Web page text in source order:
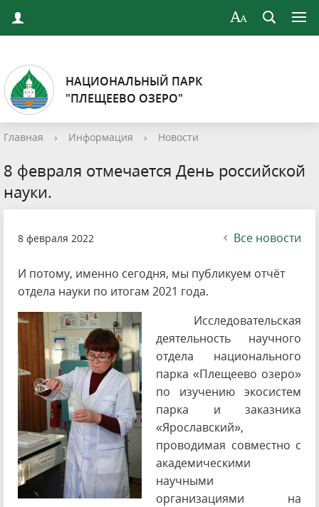
НАЦИОНАЛЬНЫЙ ПАРК
"ПЛЕЩЕЕВО ОЗЕРО"
Главная › Информация › Новости
8 февраля отмечается День российской
науки.
8 февраля 2022 Все новости
И потому, именно сегодня, мы публикуем отчёт
отдела науки по итогам 2021 года.
Исследовательская
деятельность научного
отдела национального
парка «Плещеево озеро»
по изучению экосистем
парка и заказника
«Ярославский»,
проводимая совместно с
академическими
научными
организациями на